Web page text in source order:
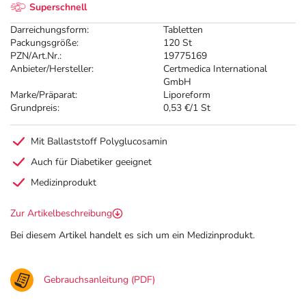
Superschnell
Darreichungsform:
Tabletten
Packungsgröße:
120 St
PZN/Art.Nr.:
19775169
Anbieter/Hersteller:
Certmedica International
GmbH
Marke/Präparat:
Liporeform
Grundpreis:
0,53 €/1 St
Mit Ballaststoff Polyglucosamin
Auch für Diabetiker geeignet
Medizinprodukt
Zur Artikelbeschreibung
Bei diesem Artikel handelt es sich um ein Medizinprodukt.
Gebrauchsanleitung (PDF)